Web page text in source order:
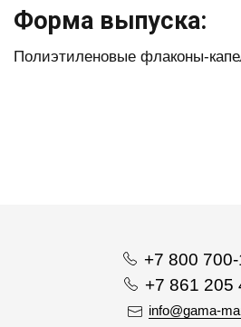
Форма выпуска:
Полиэтиленовые флаконы-
+7 800
+7 861 205
info@gama-